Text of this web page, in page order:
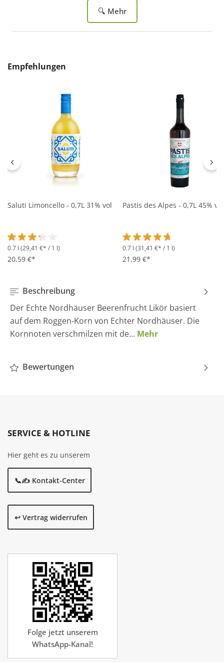
🔍 Mehr
Produktgalerie überspringen
Empfehlungen
Saluti Limoncello - 0,7L 31% vol
Durchschnittliche Bewertung von 3.2 von 5 Sternen
0.7 l (29,41 €* / 1 l)
20,59 €*
Pastis des Alpes - 0,7L 45% vol
Durchschnittliche
0.7 l (31,41 €* / 1 l)
21,99 €*
Beschreibung
Der Echte Nordhäuser Beerenfrucht Likör basiert
auf dem Roggen-Korn von Echter Nordhäuser. Die
Kornnoten verschmilzen mit de… Mehr
Bewertungen
SERVICE & HOTLINE
Hier geht es zu unserem
📞✍️ Kontakt-Center
↩️ Vertrag widerrufen
Folge jetzt unserem
WhatsApp-Kanal!